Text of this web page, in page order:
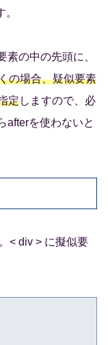
の中の先頭に、
の場合、疑似要素
定しますので、必
afterを使わないと
< div > に擬似要